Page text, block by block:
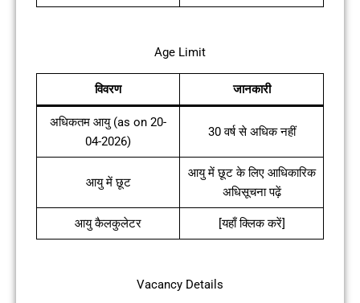
Age Limit
विवरण जानकारी
अधिकतम आयु (as on 20-
04-2026)
30 वर्ष से अधिक नहीं
आयु में छूट
आयु में छूट के लिए आधिकारिक
अधिसूचना पढ़ें
आयु कैलकुलेटर [यहाँ क्लिक करें]
Vacancy Details